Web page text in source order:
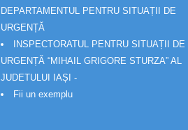
DEPARTAMENTUL PENTRU SITUAȚII DE
URGENȚĂ
INSPECTORATUL PENTRU SITUAȚII DE
URGENȚĂ “MIHAIL GRIGORE STURZA” AL
JUDETULUI IAȘI -
Fii un exemplu